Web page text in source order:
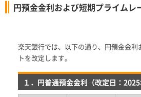
円預金金利および短期プライムレ
楽天銀行では、以下の通り、円預金金利
トを改定します。
１．円普通預金金利（改定日：2025